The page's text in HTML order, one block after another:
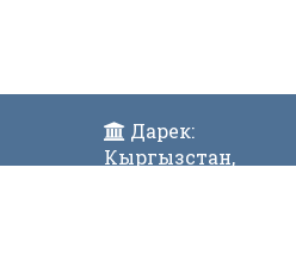
Дарек:
Кыргызстан,